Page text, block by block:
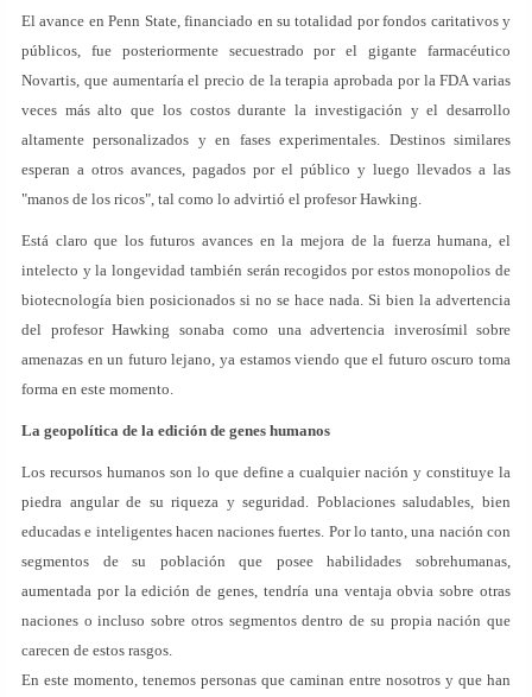
El avance en Penn State, financiado en su totalidad por fondos caritativos y
públicos, fue posteriormente secuestrado por el gigante farmacéutico
Novartis, que aumentaría el precio de la terapia aprobada por la FDA varias
veces más alto que los costos durante la investigación y el desarrollo
altamente personalizados y en fases experimentales. Destinos similares
esperan a otros avances, pagados por el público y luego llevados a las
"manos de los ricos", tal como lo advirtió el profesor Hawking.
Está claro que los futuros avances en la mejora de la fuerza humana, el
intelecto y la longevidad también serán recogidos por estos monopolios de
biotecnología bien posicionados si no se hace nada. Si bien la advertencia
del profesor Hawking sonaba como una advertencia inverosímil sobre
amenazas en un futuro lejano, ya estamos viendo que el futuro oscuro toma
forma en este momento.
La geopolítica de la edición de genes humanos
Los recursos humanos son lo que define a cualquier nación y constituye la
piedra angular de su riqueza y seguridad. Poblaciones saludables, bien
educadas e inteligentes hacen naciones fuertes. Por lo tanto, una nación con
segmentos de su población que posee habilidades sobrehumanas,
aumentada por la edición de genes, tendría una ventaja obvia sobre otras
naciones o incluso sobre otros segmentos dentro de su propia nación que
carecen de estos rasgos.
En este momento, tenemos personas que caminan entre nosotros y que han